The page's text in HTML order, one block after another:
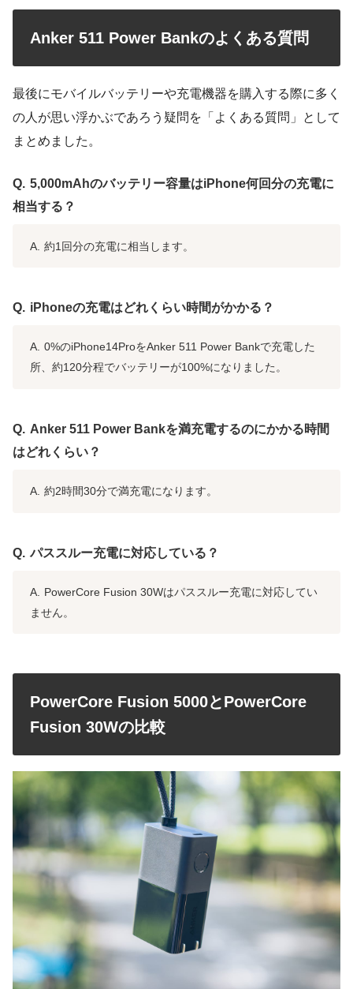
Anker 511 Power Bankのよくある質問
最後にモバイルバッテリーや充電機器を購入する際に多く
の人が思い浮かぶであろう疑問を「よくある質問」として
まとめました。
5,000mAhのバッテリー容量はiPhone何回分の充電に
相当する？
約1回分の充電に相当します。
iPhoneの充電はどれくらい時間がかかる？
0%のiPhone14ProをAnker 511 Power Bankで充電した
所、約120分程でバッテリーが100%になりました。
Anker 511 Power Bankを満充電するのにかかる時間
はどれくらい？
約2時間30分で満充電になります。
パススルー充電に対応している？
PowerCore Fusion 30Wはパススルー充電に対応してい
ません。
PowerCore Fusion 5000とPowerCore
Fusion 30Wの比較